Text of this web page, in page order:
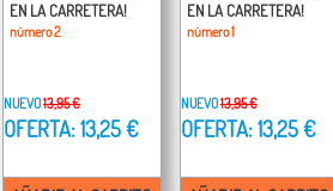
EN LA CARRETERA!
número 2
NUEVO13,95 €
OFERTA: 13,25 €
EN LA CARRETERA!
número 1
NUEVO13,95 €
OFERTA: 13,25 €